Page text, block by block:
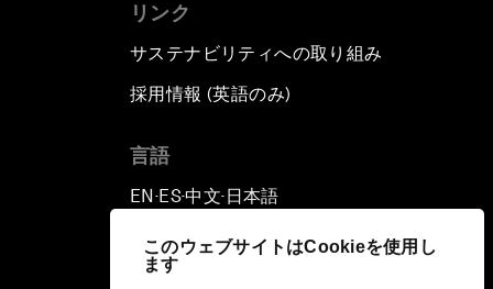
このウェブサイトはCookieを使用し
ます
リンク
サステナビリティへの取り組み
採用情報 (英語のみ)
言語
EN ▪ ES▪中文▪ 日本語